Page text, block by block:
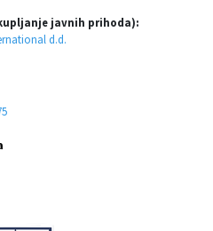
javnih prihoda):
d.d.